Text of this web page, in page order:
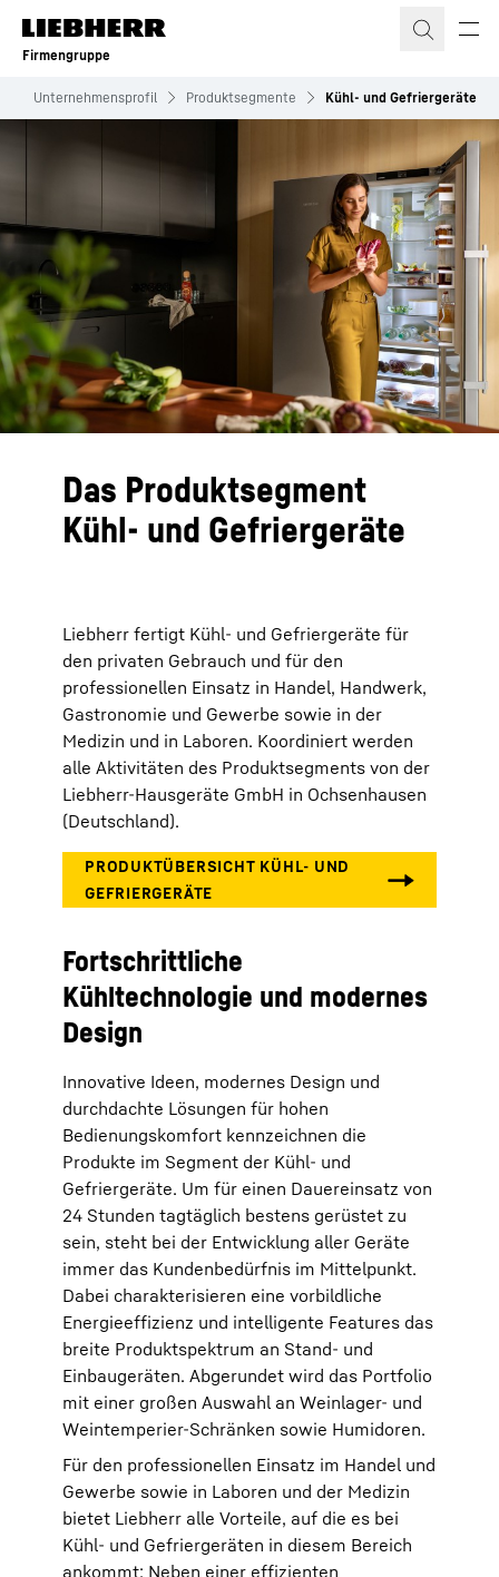
Zum Inhalt springen
Firmengruppe
Unternehmensprofil Produktsegmente Kühl- und Gefriergeräte
Das Produktsegment
Kühl- und Gefriergeräte
Liebherr fertigt Kühl- und Gefriergeräte für
den privaten Gebrauch und für den
professionellen Einsatz in Handel, Handwerk,
Gastronomie und Gewerbe sowie in der
Medizin und in Laboren. Koordiniert werden
alle Aktivitäten des Produktsegments von der
Liebherr-Hausgeräte GmbH in Ochsenhausen
(Deutschland).
Fortschrittliche
Kühltechnologie und modernes
Design
Innovative Ideen, modernes Design und
durchdachte Lösungen für hohen
Bedienungskomfort kennzeichnen die
Produkte im Segment der Kühl- und
Gefriergeräte. Um für einen Dauereinsatz von
24 Stunden tagtäglich bestens gerüstet zu
sein, steht bei der Entwicklung aller Geräte
immer das Kundenbedürfnis im Mittelpunkt.
Dabei charakterisieren eine vorbildliche
Energieeffizienz und intelligente Features das
breite Produktspektrum an Stand- und
Einbaugeräten. Abgerundet wird das Portfolio
mit einer großen Auswahl an Weinlager- und
Weintemperier-Schränken sowie Humidoren.
Für den professionellen Einsatz im Handel und
Gewerbe sowie in Laboren und der Medizin
bietet Liebherr alle Vorteile, auf die es bei
Kühl- und Gefriergeräten in diesem Bereich
ankommt: Neben einer effizienten